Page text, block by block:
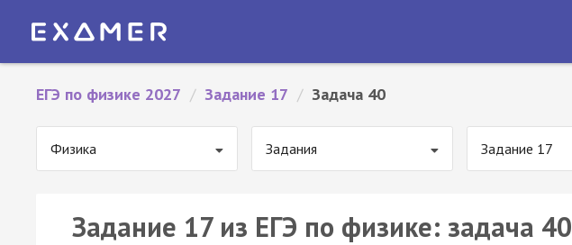
ЕГЭ по физике 2027 / Задание 17 / Задача 40
Физика Задания Задание 17
Задание 17 из ЕГЭ по физике: задача 40